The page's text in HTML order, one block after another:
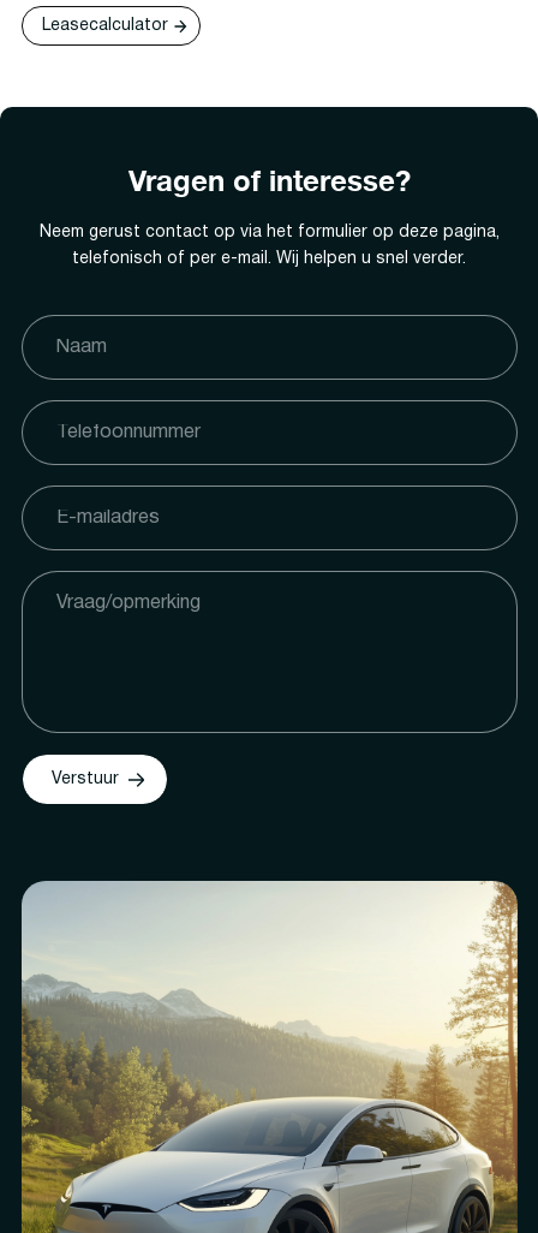
Leasecalculator
Vragen of interesse?
Neem gerust contact op via het formulier op deze pagina,
telefonisch of per e-mail. Wij helpen u snel verder.
Verstuur